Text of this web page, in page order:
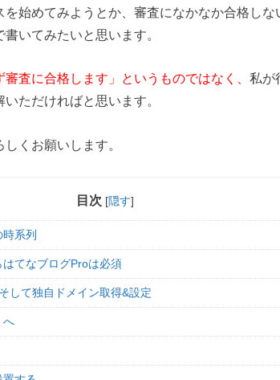
始めてみようとか、審査になかなか合格しな
いてみたいと思います。
査に合格します」というものではなく、 私が
ただければと思います。
くお願いします。
目次 [隠す]
系列
てなブログProは必須
して独自ドメイン取得&設定
へ